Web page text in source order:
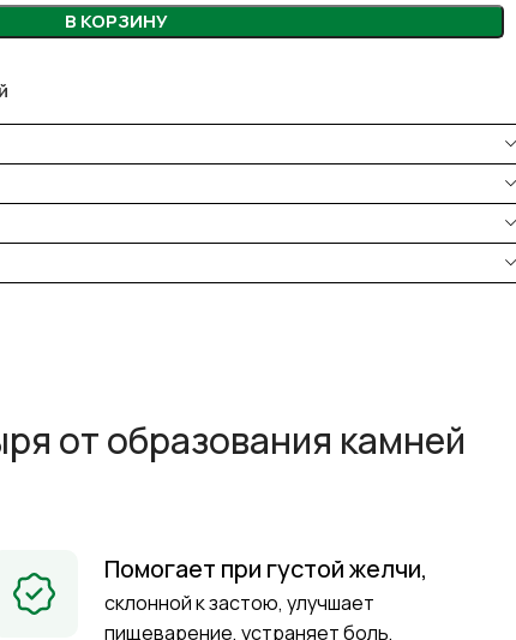
В КОРЗИНУ
от образования камней
Помогает при густой желчи,
склонной к застою, улучшает
пищеварение, устраняет боль,